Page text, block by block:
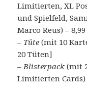
Limitierten, XL
und Spielfeld,
Marco Reus) –
– Tüte (mit 10
20 Tüten]
–Blisterpack (mit
Limitierten Cards)